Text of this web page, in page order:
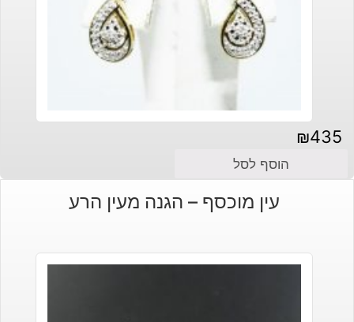
₪435
הוסף לסל
עין מוכסף – הגנה מעין הרע